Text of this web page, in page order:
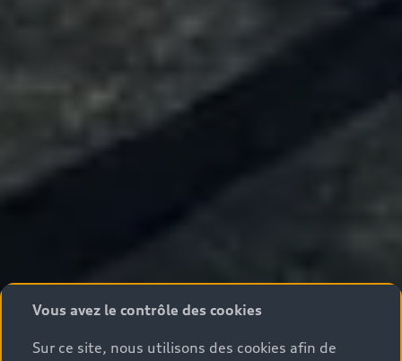
Vous avez le contrôle des cookies
Sur ce site, nous utilisons des cookies afin de